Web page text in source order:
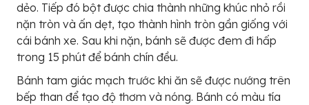
dẻo. Tiếp đó bột được chia thành những khúc nhỏ rồi
nặn tròn và ấn dẹt, tạo thành hình tròn gần giống với
cái bánh xe. Sau khi nặn, bánh sẽ được đem đi hấp
trong 15 phút để bánh chín đều.
Bánh tam giác mạch trước khi ăn sẽ được nướng trên
bếp than để tạo độ thơm và nóng. Bánh có màu tía